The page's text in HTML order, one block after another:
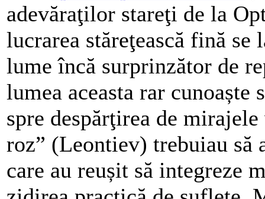
adevăraţilor stareţi de la
lucrarea stăreţească fină
lume încă surprinzător de
lumea aceasta rar
spre despărţirea de
roz” (Leontiev) trebuiau să
care au reușit să integreze